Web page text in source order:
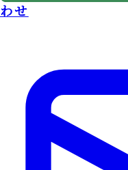
わせ